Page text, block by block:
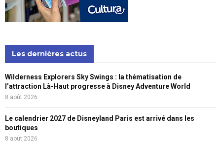
Les dernières actus
Wilderness Explorers Sky Swings : la thématisation de
l’attraction Là-Haut progresse à Disney Adventure World
8 août 2026
Le calendrier 2027 de Disneyland Paris est arrivé dans les
boutiques
8 août 2026